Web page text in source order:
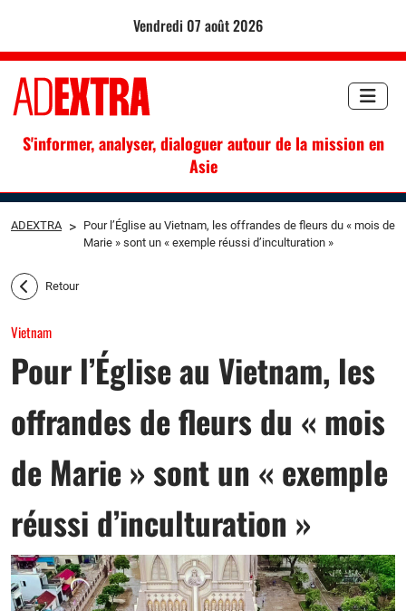
vendredi 07 août 2026
S'informer, analyser, dialoguer autour de la mission en
Asie
ADEXTRA > Pour l’Église au Vietnam, les offrandes de fleurs du « mois de
Marie » sont un « exemple réussi d’inculturation »
Retour
Vietnam
Pour l’Église au Vietnam, les
offrandes de fleurs du « mois
de Marie » sont un « exemple
réussi d’inculturation »